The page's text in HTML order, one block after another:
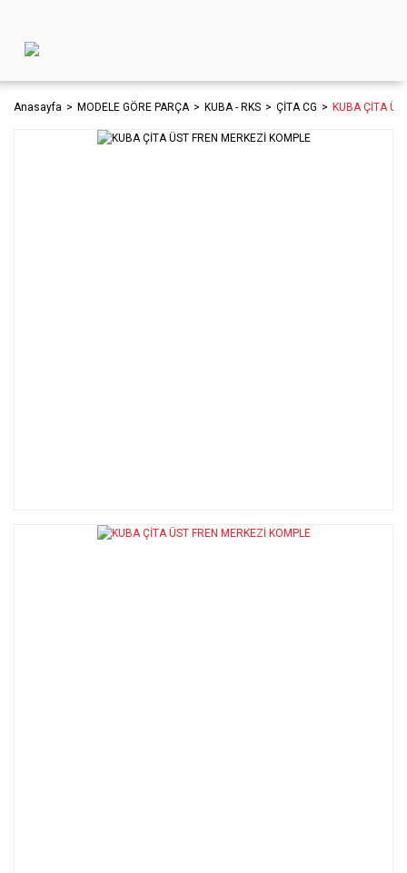
Anasayfa MODELE GÖRE PARÇA KUBA - RKS ÇİTA CG KUBA ÇİTA